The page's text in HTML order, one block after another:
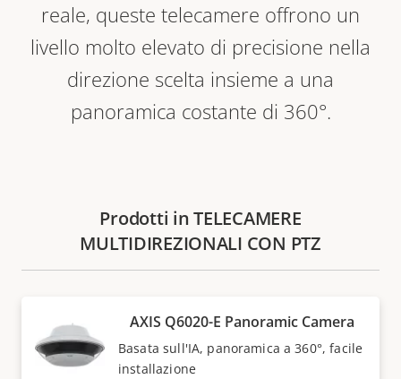
reale, queste telecamere offrono un
livello molto elevato di precisione nella
direzione scelta insieme a una
panoramica costante di 360°.
Prodotti in TELECAMERE
MULTIDIREZIONALI CON PTZ
AXIS Q6020-E Panoramic Camera
Basata sull'IA, panoramica a 360°, facile
installazione